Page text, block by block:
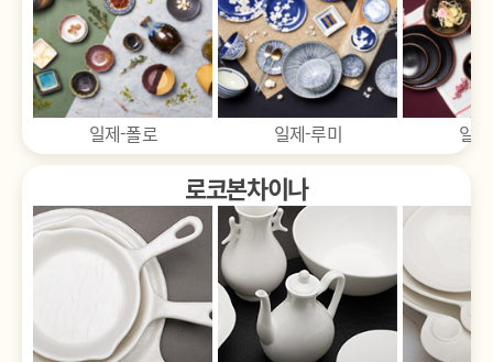
일제-루미 일제-미노 일제
로코본차이나